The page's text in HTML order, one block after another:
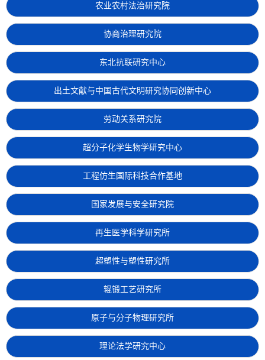
农业农村法治研究院
协商治理研究院
东北抗联研究中心
出土文献与中国古代文明研究协同创新中心
劳动关系研究院
超分子化学生物学研究中心
工程仿生国际科技合作基地
国家发展与安全研究院
再生医学科学研究所
超塑性与塑性研究所
辊锻工艺研究所
原子与分子物理研究所
理论法学研究中心